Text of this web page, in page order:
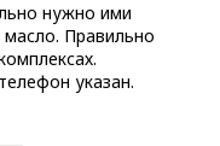
нужно ими
Правильно
указан.